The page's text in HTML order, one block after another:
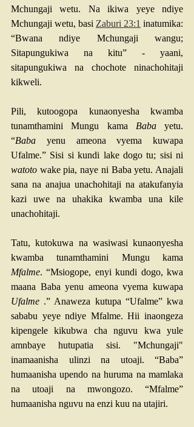
Mchungaji wetu. Na ikiwa yeye ndiye
Mchungaji wetu, basi Zaburi 23:1 inatumika:
“Bwana ndiye Mchungaji wangu;
Sitapungukiwa na kitu” - yaani,
sitapungukiwa na chochote ninachohitaji
kikweli.
Pili, kutoogopa kunaonyesha kwamba
tunamthamini Mungu kama Baba yetu.
“Baba yenu ameona vyema kuwapa
watoto wake pia, naye ni Baba yetu. Anajali
sana na anajua unachohitaji na atakufanyia
kazi uwe na uhakika kwamba una kile
unachohitaji.
Tatu, kutokuwa na wasiwasi kunaonyesha
Mfalme. “Msiogope, enyi kundi dogo, kwa
Ufalme .” Anaweza kutupa “Ufalme” kwa
sababu yeye ndiye Mfalme. Hii inaongeza
kipengele kikubwa cha nguvu kwa yule
amnbaye hutupatia sisi. "Mchungaji"
inamaanisha ulinzi na utoaji. “Baba”
humaanisha upendo na huruma na mamlaka
na utoaji na mwongozo. “Mfalme”
humaanisha nguvu na enzi kuu na utajiri.